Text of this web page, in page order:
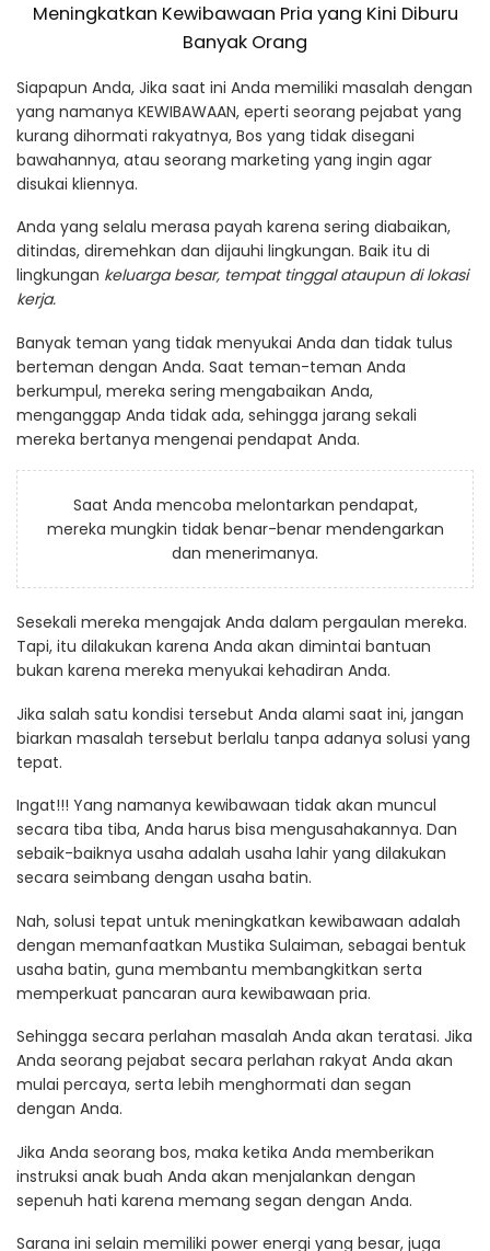
Meningkatkan Kewibawaan Pria yang Kini Diburu
Banyak Orang
Siapapun Anda, Jika saat ini Anda memiliki masalah dengan
yang namanya KEWIBAWAAN, eperti seorang pejabat yang
kurang dihormati rakyatnya, Bos yang tidak disegani
bawahannya, atau seorang marketing yang ingin agar
disukai kliennya.
Anda yang selalu merasa payah karena sering diabaikan,
ditindas, diremehkan dan dijauhi lingkungan. Baik itu di
lingkungan keluarga besar, tempat tinggal ataupun di lokasi
kerja.
Banyak teman yang tidak menyukai Anda dan tidak tulus
berteman dengan Anda. Saat teman-teman Anda
berkumpul, mereka sering mengabaikan Anda,
menganggap Anda tidak ada, sehingga jarang sekali
mereka bertanya mengenai pendapat Anda.
Saat Anda mencoba melontarkan pendapat,
mereka mungkin tidak benar-benar mendengarkan
dan menerimanya.
Sesekali mereka mengajak Anda dalam pergaulan mereka.
Tapi, itu dilakukan karena Anda akan dimintai bantuan
bukan karena mereka menyukai kehadiran Anda.
Jika salah satu kondisi tersebut Anda alami saat ini, jangan
biarkan masalah tersebut berlalu tanpa adanya solusi yang
tepat.
Ingat!!! Yang namanya kewibawaan tidak akan muncul
secara tiba tiba, Anda harus bisa mengusahakannya. Dan
sebaik-baiknya usaha adalah usaha lahir yang dilakukan
secara seimbang dengan usaha batin.
Nah, solusi tepat untuk meningkatkan kewibawaan adalah
dengan memanfaatkan Mustika Sulaiman, sebagai bentuk
usaha batin, guna membantu membangkitkan serta
memperkuat pancaran aura kewibawaan pria.
Sehingga secara perlahan masalah Anda akan teratasi. Jika
Anda seorang pejabat secara perlahan rakyat Anda akan
mulai percaya, serta lebih menghormati dan segan
dengan Anda.
Jika Anda seorang bos, maka ketika Anda memberikan
instruksi anak buah Anda akan menjalankan dengan
sepenuh hati karena memang segan dengan Anda.
Sarana ini selain memiliki power energi yang besar, juga